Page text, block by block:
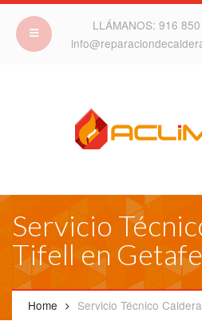
LLÁMANOS: 916
Servicio
Tifell en Getafe
Home Servicio Técnico